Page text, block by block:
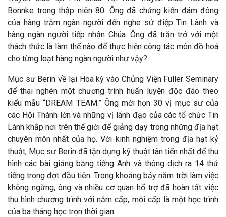
Bonnke trong thập niên 80. Ông đã chứng kiến đám đông
của hàng trăm ngàn người đến nghe sứ điệp Tin Lành và
hàng ngàn người tiếp nhận Chúa. Ông đã trăn trở với một
thách thức là làm thế nào để thực hiện công tác môn đồ hoá
cho từng loạt hàng ngàn người như vậy?
Mục sư Berin về lại Hoa kỳ vào Chủng Viện Fuller Seminary
để thai nghén một chương trình huấn luyện độc đáo theo
kiểu mẫu “DREAM TEAM.” Ông mời hơn 30 vị mục sư của
các Hội Thánh lớn và những vị lãnh đạo của các tổ chức Tin
Lành khắp nơi trên thế giới để giảng dạy trong những địa hạt
chuyên môn nhất của họ. Với kinh nghiệm trong địa hạt kỷ
thuật, Mục sư Berin đã tận dụng kỹ thuật tân tiến nhất để thu
hình các bài giảng bằng tiếng Anh và thông dịch ra 14 thứ
tiếng trong đợt đầu tiên. Trong khoảng bảy năm trời làm việc
không ngừng, ông và nhiều cơ quan hổ trợ đã hoàn tất việc
thu hình chương trình với năm cấp, mỗi cấp là một học trình
của ba tháng học trọn thời gian.